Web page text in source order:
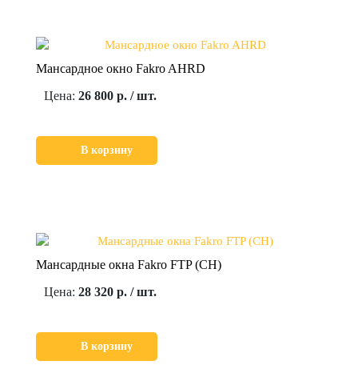
Мансардное окно Fakro AHRD
Цена: 26 800 р. / шт.
В корзину
Мансардные окна Fakro FTP (CH)
Цена: 28 320 р. / шт.
В корзину